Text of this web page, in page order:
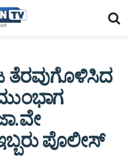
ತೆರವುಗೊಳಿಸಿದ
ಪೊಲೀಸ್